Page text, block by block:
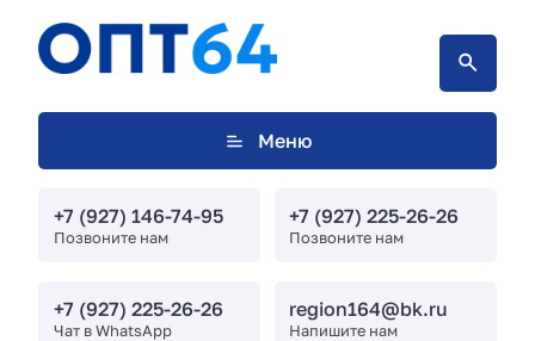
Меню
+7 (927) 146-74-95
Позвоните нам
+7 (927) 225-26-26
Позвоните нам
+7 (927) 225-26-26
Чат в WhatsApp
region164@bk.ru
Напишите нам